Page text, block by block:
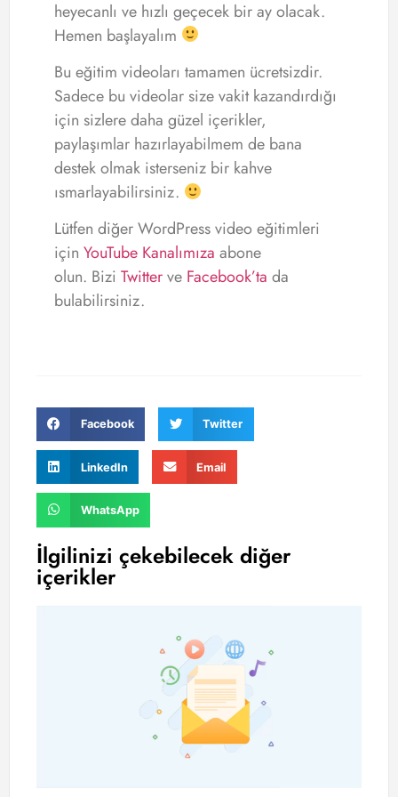
heyecanlı ve hızlı geçecek bir ay olacak.
Hemen başlayalım
Bu eğitim videoları tamamen ücretsizdir.
Sadece bu videolar size vakit kazandırdığı
için sizlere daha güzel içerikler,
paylaşımlar hazırlayabilmem de bana
destek olmak isterseniz bir kahve
ısmarlayabilirsiniz.
Lütfen diğer WordPress video eğitimleri
için YouTube Kanalımıza abone
olun. Bizi Twitterve Facebook’ta da
bulabilirsiniz.
Facebook Twitter
LinkedIn Email
WhatsApp
İlgilinizi çekebilecek diğer
içerikler